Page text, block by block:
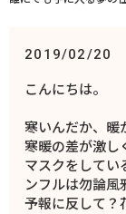
2019/02/20
こんにちは。
寒いんだか、暖
寒暖の差が激し
マスクをしてい
ンフルは勿論風
予報に反して？